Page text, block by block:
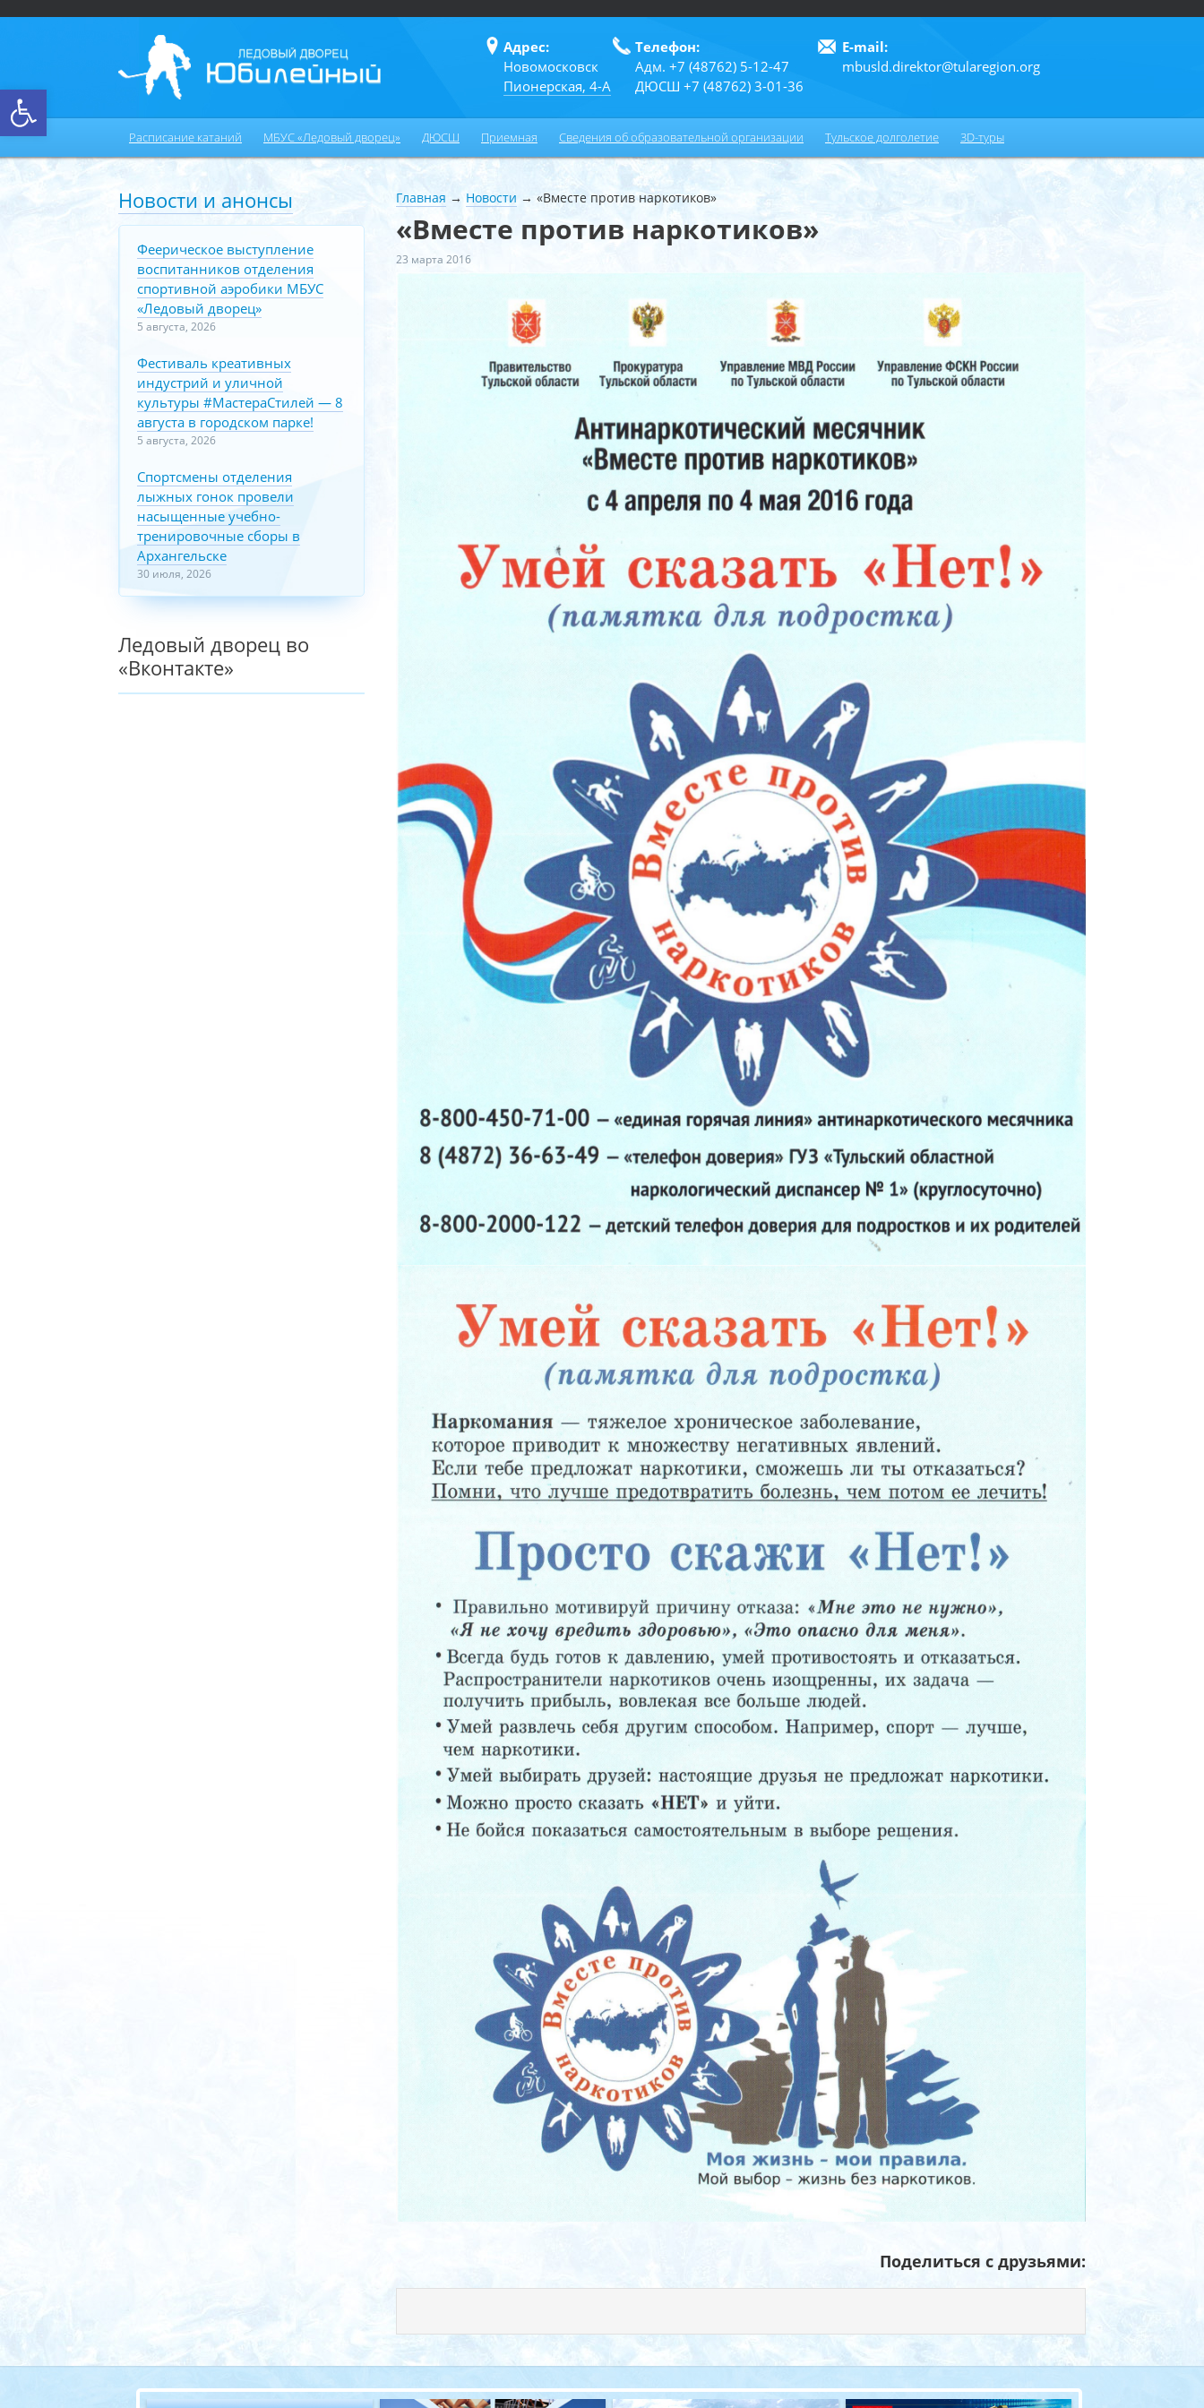
Открыть панель инструментов
Адрес:
Новомосковск
Пионерская, 4-А
Телефон:
Адм. +7 (48762) 5-12-47
ДЮСШ +7 (48762) 3-01-36
E-mail:
mbusld.direktor@tularegion.org
Расписание катаний МБУС «Ледовый дворец» ДЮСШ Приемная Сведения об образовательной организации Тульское долголетие 3D-туры
Главная → Новости →«Вместе против наркотиков»
«Вместе против наркотиков»
23 марта 2016
Поделиться с друзьями:
Новости и анонсы
Феерическое выступление
воспитанников отделения
спортивной аэробики МБУС
«Ледовый дворец»
5 августа, 2026
Фестиваль креативных
индустрий и уличной
культуры #МастераСтилей — 8
августа в городском парке!
5 августа, 2026
Спортсмены отделения
лыжных гонок провели
насыщенные учебно-
тренировочные сборы в
Архангельске
30 июля, 2026
Ледовый дворец во
«Вконтакте»